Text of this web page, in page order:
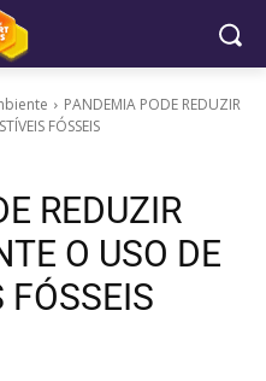
PANDEMIA PODE REDUZIR
FÓSSEIS
REDUZIR
O USO DE